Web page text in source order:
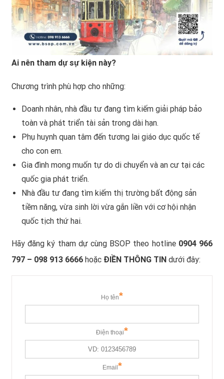
Ai nên tham dự sự kiện này?
Chương trình phù hợp cho những:
Doanh nhân, nhà đầu tư đang tìm kiếm giải pháp bảo
toàn và phát triển tài sản trong dài hạn.
Phụ huynh quan tâm đến tương lai giáo dục quốc tế
cho con em.
Gia đình mong muốn tự do di chuyển và an cư tại các
quốc gia phát triển.
Nhà đầu tư đang tìm kiếm thị trường bất động sản
tiềm năng, vừa sinh lời vừa gắn liền với cơ hội nhận
quốc tịch thứ hai.
Hãy đăng ký tham dự cùng BSOP theo hotline 0904 966
797 – 098 913 6666 hoặc ĐIỀN THÔNG TIN dưới đây: